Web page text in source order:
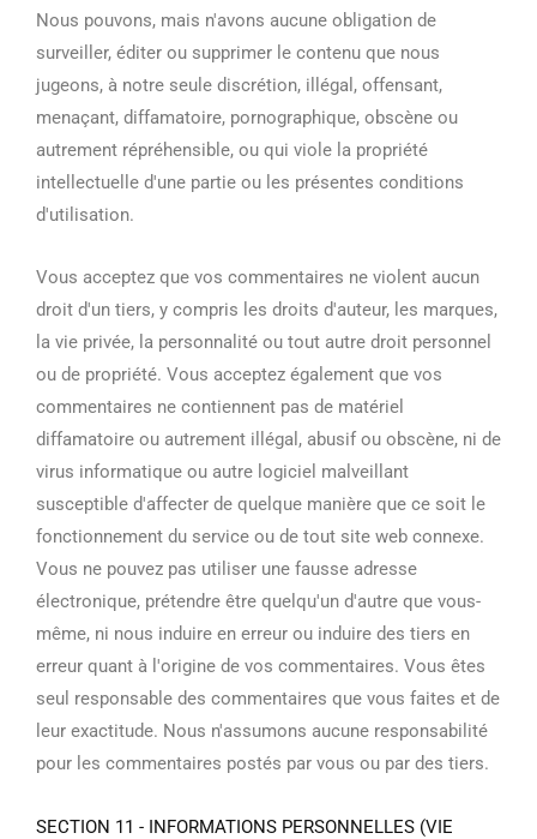
Nous pouvons, mais n'avons aucune obligation de
surveiller, éditer ou supprimer le contenu que nous
jugeons, à notre seule discrétion, illégal, offensant,
menaçant, diffamatoire, pornographique, obscène ou
autrement répréhensible, ou qui viole la propriété
intellectuelle d'une partie ou les présentes conditions
d'utilisation.
Vous acceptez que vos commentaires ne violent aucun
droit d'un tiers, y compris les droits d'auteur, les marques,
la vie privée, la personnalité ou tout autre droit personnel
ou de propriété. Vous acceptez également que vos
commentaires ne contiennent pas de matériel
diffamatoire ou autrement illégal, abusif ou obscène, ni de
virus informatique ou autre logiciel malveillant
susceptible d'affecter de quelque manière que ce soit le
fonctionnement du service ou de tout site web connexe.
Vous ne pouvez pas utiliser une fausse adresse
électronique, prétendre être quelqu'un d'autre que vous-
même, ni nous induire en erreur ou induire des tiers en
erreur quant à l'origine de vos commentaires. Vous êtes
seul responsable des commentaires que vous faites et de
leur exactitude. Nous n'assumons aucune responsabilité
pour les commentaires postés par vous ou par des tiers.
SECTION 11 - INFORMATIONS PERSONNELLES (VIE